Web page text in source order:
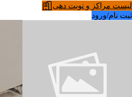
لیست مراکز و نوبت دهی
ثبت نام/ورود